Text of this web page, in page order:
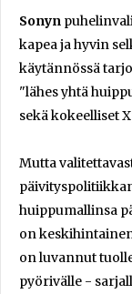
Sonyn
kapea ja hyvin
käytännössä
"lähes yhtä
sekä kokeelliset
Mutta
huippumallinsa
on
on luvannut
pyörivälle -